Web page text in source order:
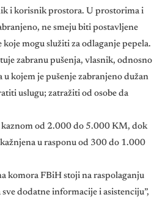
i korisnik prostora. U prostorima i
ne smeju biti postavljene
mogu služiti za odlaganje pepela.
zabranu pušenja, vlasnik, odnosno
kojem je pušenje zabranjeno dužan
uslugu; zatražiti od osobe da
kaznom od 2.000 do 5.000 KM, dok
u rasponu od 300 do 1.000
komora FBiH stoji na raspolaganju
dodatne informacije i asistenciju”,